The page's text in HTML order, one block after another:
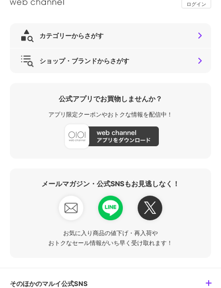
ログイン
カテゴリーからさがす
ショップ・ブランドからさがす
公式アプリでお買物しませんか？
アプリ限定クーポンやおトクな情報を配信中！
メールマガジン・公式SNSもお見逃しなく！
お気に入り商品の値下げ・再入荷や
おトクなセール情報がいち早く受け取れます！
そのほかのマルイ公式SNS